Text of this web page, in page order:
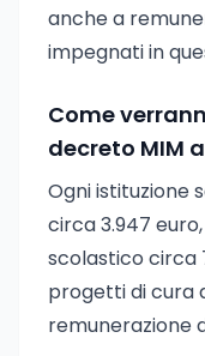
anche a
impegnati in
Come
decreto MIM
Ogni istituzione
circa 3.947
scolastico circa
progetti di cura
remunerazione